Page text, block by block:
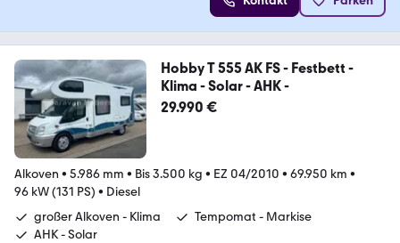
Hobby T 555 AK FS - Festbett -
Klima - Solar - AHK -
29.990 €
Alkoven • 5.986 mm • Bis 3.500 kg • EZ 04/2010 • 69.950 km •
96 kW (131 PS) • Diesel
großer Alkoven - Klima
Tempomat - Markise
AHK - Solar